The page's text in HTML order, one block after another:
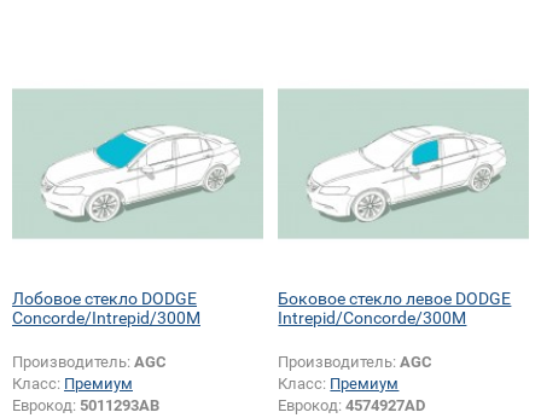
Лобовое стекло DODGE
Concorde/Intrepid/300M
Производитель: AGC
Класс: Премиум
Еврокод: 5011293AB
Боковое стекло левое DODGE
Intrepid/Concorde/300M
Производитель:AGC
Класс: Премиум
Еврокод:4574927AD